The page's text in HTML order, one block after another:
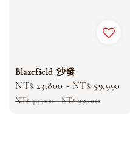
Blazefield 沙發
Sale
price
NT$ 23,800 - NT$ 59,990
NT$ 44,000-NT$ 99,000